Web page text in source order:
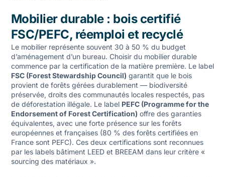
Mobilier durable : bois certifié
FSC/PEFC, réemploi et recyclé
Le mobilier représente souvent 30 à 50 % du budget
d’aménagement d’un bureau. Choisir du mobilier durable
commence par la certification de la matière première. Le label
FSC (Forest Stewardship Council) garantit que le bois
provient de forêts gérées durablement — biodiversité
préservée, droits des communautés locales respectés, pas
de déforestation illégale. Le label PEFC (Programme for the
Endorsement of Forest Certification) offre des garanties
équivalentes, avec une forte présence sur les forêts
européennes et françaises (80 % des forêts certifiées en
France sont PEFC). Ces deux certifications sont reconnues
par les labels bâtiment LEED et BREEAM dans leur critère «
sourcing des matériaux ».